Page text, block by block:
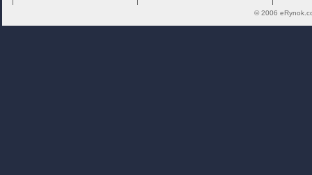
© 2006